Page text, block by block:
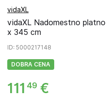
vidaXL
vidaXL Nadomestno
x 345 cm
ID: 5000217148
DOBRA CENA
111 49 €